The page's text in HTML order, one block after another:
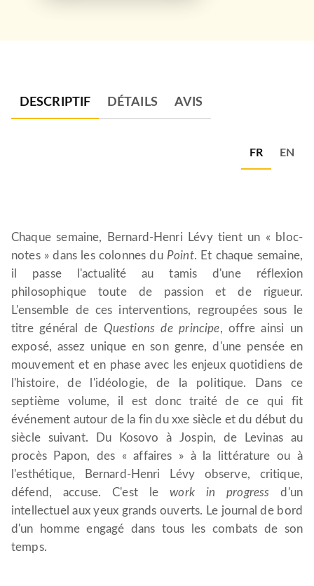
DESCRIPTIF DÉTAILS AVIS
FR EN
Chaque semaine, Bernard-Henri Lévy tient un « bloc-
notes » dans les colonnes du Point. Et chaque semaine,
il passe l'actualité au tamis d'une réflexion
philosophique toute de passion et de rigueur.
L'ensemble de ces interventions, regroupées sous le
titre général de Questions de principe, offre ainsi un
exposé, assez unique en son genre, d'une pensée en
mouvement et en phase avec les enjeux quotidiens de
l'histoire, de l'idéologie, de la politique. Dans ce
septième volume, il est donc traité de ce qui fit
événement autour de la fin du xxe siècle et du début du
siècle suivant. Du Kosovo à Jospin, de Levinas au
procès Papon, des « affaires » à la littérature ou à
l'esthétique, Bernard-Henri Lévy observe, critique,
défend, accuse. C'est lework in progress d'un
intellectuel aux yeux grands ouverts. Le journal de bord
d'un homme engagé dans tous les combats de son
temps.